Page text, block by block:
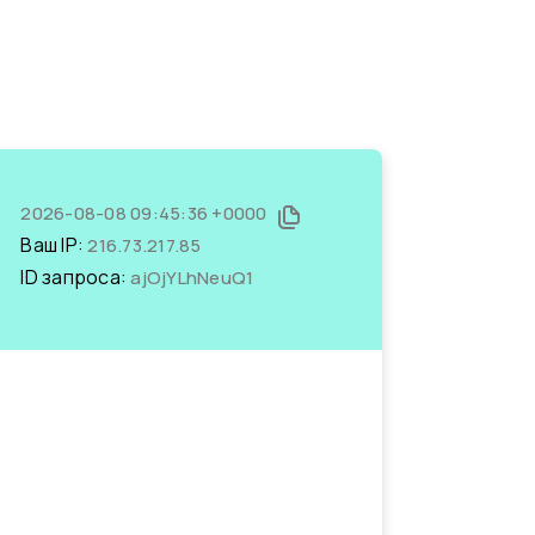
2026-08-08 09:45:36 +0000
Ваш IP:216.73.217.85
ID запроса:ajOjYLhNeuQ1